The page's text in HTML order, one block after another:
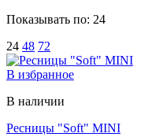
Показывать по: 24
24 48 72
В избранное
В наличии
Ресницы "Soft" MINI